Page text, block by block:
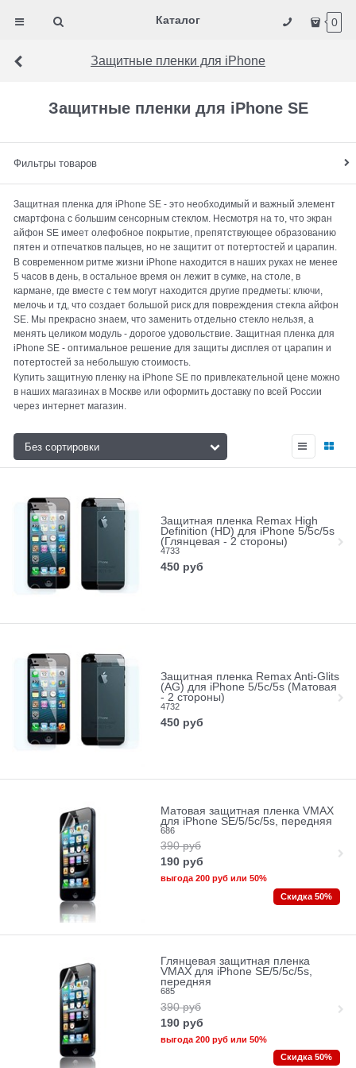
Каталог 0
Защитные пленки для iPhone
Защитные пленки для iPhone SE
Фильтры товаров
Защитная пленка для iPhone SE - это необходимый и важный элемент
смартфона с большим сенсорным стеклом. Несмотря на то, что экран
айфон SE имеет олефобное покрытие, препятствующее образованию
пятен и отпечатков пальцев, но не защитит от потертостей и царапин.
В современном ритме жизни iPhone находится в наших руках не менее
5 часов в день, в остальное время он лежит в сумке, на столе, в
кармане, где вместе с тем могут находится другие предметы: ключи,
мелочь и тд, что создает большой риск для повреждения стекла айфон
SE. Мы прекрасно знаем, что заменить отдельно стекло нельзя, а
менять целиком модуль - дорогое удовольствие. Защитная пленка для
iPhone SE - оптимальное решение для защиты дисплея от царапин и
потертостей за небольшую стоимость.
Купить защитную пленку на iPhone SE по привлекательной цене можно
в наших магазинах в Москве или оформить доставку по всей России
через интернет магазин.
Защитная пленка Remax High
Definition (HD) для iPhone 5/5c/5s
(Глянцевая - 2 стороны)
4733
450 руб
Защитная пленка Remax Anti-Glits
(AG) для iPhone 5/5c/5s (Матовая
- 2 стороны)
4732
450 руб
Матовая защитная пленка VMAX
для iPhone SE/5/5c/5s, передняя
686
390 руб
190 руб
выгода 200 рубили 50%
Скидка 50%
Глянцевая защитная пленка
VMAX для iPhone SE/5/5c/5s,
передняя
685
390 руб
190 руб
выгода 200 рубили 50%
Скидка 50%